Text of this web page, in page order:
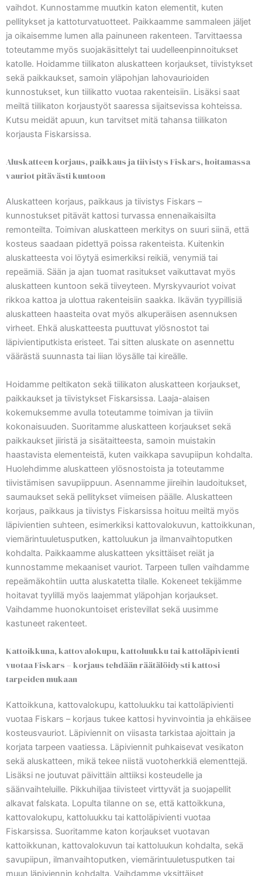
vaihdot. Kunnostamme muutkin katon elementit, kuten
pellitykset ja kattoturvatuotteet. Paikkaamme sammaleen jäljet
ja oikaisemme lumen alla painuneen rakenteen. Tarvittaessa
toteutamme myös suojakäsittelyt tai uudelleenpinnoitukset
katolle. Hoidamme tiilikaton aluskatteen korjaukset, tiivistykset
sekä paikkaukset, samoin yläpohjan lahovaurioiden
kunnostukset, kun tiilikatto vuotaa rakenteisiin. Lisäksi saat
meiltä tiilikaton korjaustyöt saaressa sijaitsevissa kohteissa.
Kutsu meidät apuun, kun tarvitset mitä tahansa tiilikaton
korjausta Fiskarsissa.
Aluskatteen korjaus, paikkaus ja tiivistys Fiskars, hoitamassa
vauriot pitävästi kuntoon
Aluskatteen korjaus, paikkaus ja tiivistys Fiskars –
kunnostukset pitävät kattosi turvassa ennenaikaisilta
remonteilta. Toimivan aluskatteen merkitys on suuri siinä, että
kosteus saadaan pidettyä poissa rakenteista. Kuitenkin
aluskatteesta voi löytyä esimerkiksi reikiä, venymiä tai
repeämiä. Sään ja ajan tuomat rasitukset vaikuttavat myös
aluskatteen kuntoon sekä tiiveyteen. Myrskyvauriot voivat
rikkoa kattoa ja ulottua rakenteisiin saakka. Ikävän tyypillisiä
aluskatteen haasteita ovat myös alkuperäisen asennuksen
virheet. Ehkä aluskatteesta puuttuvat ylösnostot tai
läpivientiputkista eristeet. Tai sitten aluskate on asennettu
väärästä suunnasta tai liian löysälle tai kireälle.
Hoidamme peltikaton sekä tiilikaton aluskatteen korjaukset,
paikkaukset ja tiivistykset Fiskarsissa. Laaja-alaisen
kokemuksemme avulla toteutamme toimivan ja tiiviin
kokonaisuuden. Suoritamme aluskatteen korjaukset sekä
paikkaukset jiiristä ja sisätaitteesta, samoin muistakin
haastavista elementeistä, kuten vaikkapa savupiipun kohdalta.
Huolehdimme aluskatteen ylösnostoista ja toteutamme
tiivistämisen savupiippuun. Asennamme jiireihin laudoitukset,
saumaukset sekä pellitykset viimeisen päälle. Aluskatteen
korjaus, paikkaus ja tiivistys Fiskarsissa hoituu meiltä myös
läpivientien suhteen, esimerkiksi kattovalokuvun, kattoikkunan,
viemärintuuletusputken, kattoluukun ja ilmanvaihtoputken
kohdalta. Paikkaamme aluskatteen yksittäiset reiät ja
kunnostamme mekaaniset vauriot. Tarpeen tullen vaihdamme
repeämäkohtiin uutta aluskatetta tilalle. Kokeneet tekijämme
hoitavat tyylillä myös laajemmat yläpohjan korjaukset.
Vaihdamme huonokuntoiset eristevillat sekä uusimme
kastuneet rakenteet.
Kattoikkuna, kattovalokupu, kattoluukku tai kattoläpivienti
vuotaa Fiskars – korjaus tehdään räätälöidysti kattosi
tarpeiden mukaan
Kattoikkuna, kattovalokupu, kattoluukku tai kattoläpivienti
vuotaa Fiskars – korjaus tukee kattosi hyvinvointia ja ehkäisee
kosteusvauriot. Läpiviennit on viisasta tarkistaa ajoittain ja
korjata tarpeen vaatiessa. Läpiviennit puhkaisevat vesikaton
sekä aluskatteen, mikä tekee niistä vuotoherkkiä elementtejä.
Lisäksi ne joutuvat päivittäin alttiiksi kosteudelle ja
säänvaihteluille. Pikkuhiljaa tiivisteet virttyvät ja suojapellit
alkavat falskata. Lopulta tilanne on se, että kattoikkuna,
kattovalokupu, kattoluukku tai kattoläpivienti vuotaa
Fiskarsissa. Suoritamme katon korjaukset vuotavan
kattoikkunan, kattovalokuvun tai kattoluukun kohdalta, sekä
savupiipun, ilmanvaihtoputken, viemärintuuletusputken tai
muun läpiviennin kohdalta. Vaihdamme yksittäiset